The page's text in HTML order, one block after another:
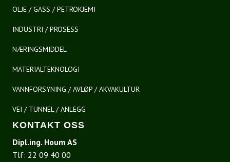
OLJE / GASS / PETROKJEMI
INDUSTRI / PROSESS
NÆRINGSMIDDEL
MATERIALTEKNOLOGI
VANNFORSYNING / AVLØP / AKVAKULTUR
VEI / TUNNEL / ANLEGG
KONTAKT OSS
Dipl.ing. Houm AS
Tlf: 22 09 40 00